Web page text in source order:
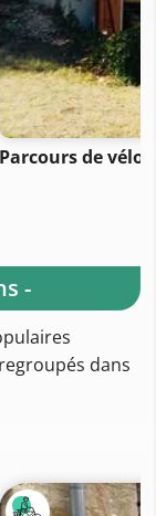
Parcours de vélo
-
dans